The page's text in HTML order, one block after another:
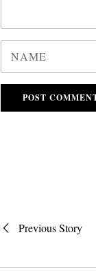
Post
Previous Story